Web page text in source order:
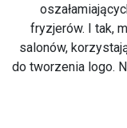
fryzjerów. I tak,
salonów,
do tworzenia logo.